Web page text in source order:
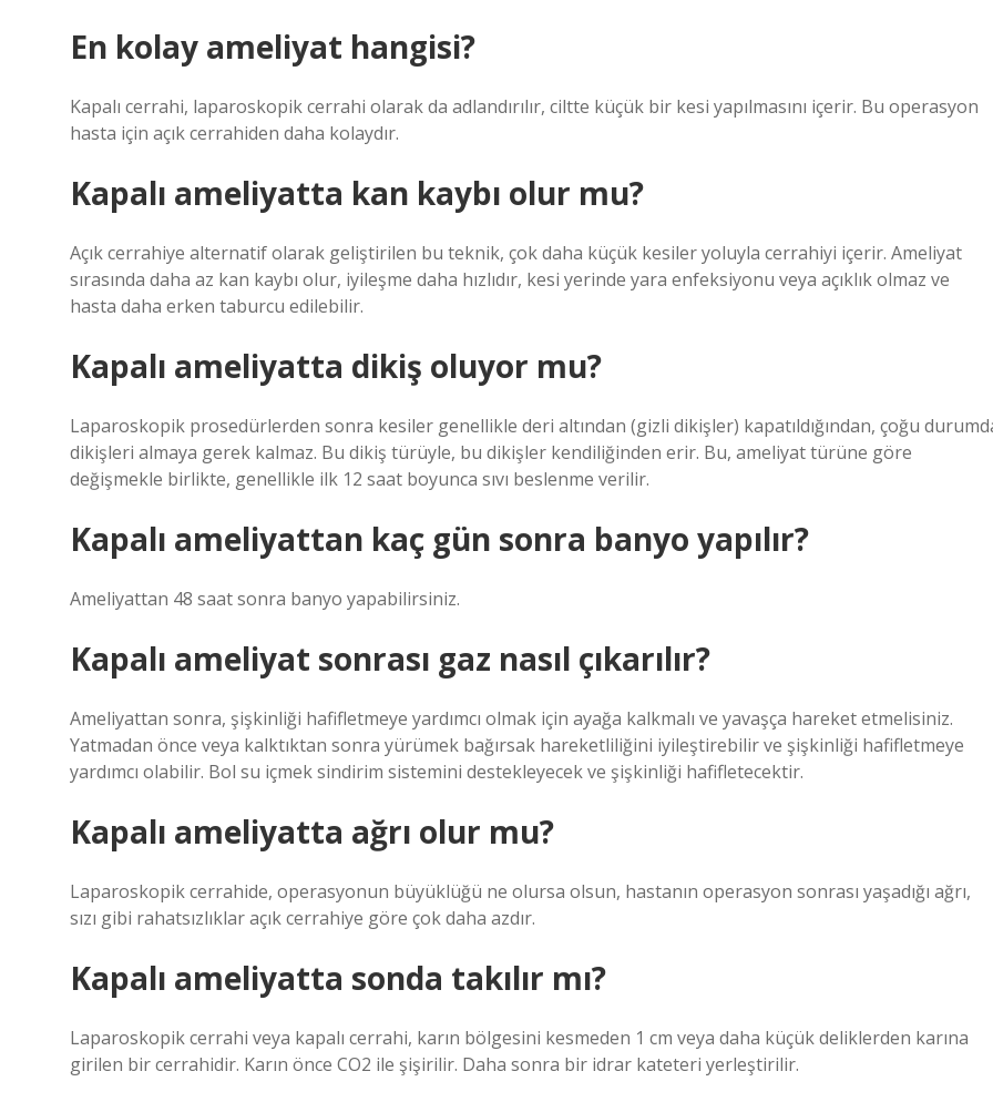
En kolay ameliyat hangisi?
Kapalı cerrahi, laparoskopik cerrahi olarak da adlandırılır, ciltte küçük bir kesi yapılmasını içerir. Bu operasyon
hasta için açık cerrahiden daha kolaydır.
Kapalı ameliyatta kan kaybı olur mu?
Açık cerrahiye alternatif olarak geliştirilen bu teknik, çok daha küçük kesiler yoluyla cerrahiyi içerir. Ameliyat
sırasında daha az kan kaybı olur, iyileşme daha hızlıdır, kesi yerinde yara enfeksiyonu veya açıklık olmaz ve
hasta daha erken taburcu edilebilir.
Kapalı ameliyatta dikiş oluyor mu?
Laparoskopik prosedürlerden sonra kesiler genellikle deri altından (gizli dikişler) kapatıldığından, çoğu
dikişleri almaya gerek kalmaz. Bu dikiş türüyle, bu dikişler kendiliğinden erir. Bu, ameliyat türüne göre
değişmekle birlikte, genellikle ilk 12 saat boyunca sıvı beslenme verilir.
Kapalı ameliyattan kaç gün sonra banyo yapılır?
Ameliyattan 48 saat sonra banyo yapabilirsiniz.
Kapalı ameliyat sonrası gaz nasıl çıkarılır?
Ameliyattan sonra, şişkinliği hafifletmeye yardımcı olmak için ayağa kalkmalı ve yavaşça hareket etmelisiniz.
Yatmadan önce veya kalktıktan sonra yürümek bağırsak hareketliliğini iyileştirebilir ve şişkinliği hafifletmeye
yardımcı olabilir. Bol su içmek sindirim sistemini destekleyecek ve şişkinliği hafifletecektir.
Kapalı ameliyatta ağrı olur mu?
Laparoskopik cerrahide, operasyonun büyüklüğü ne olursa olsun, hastanın operasyon sonrası yaşadığı ağrı,
sızı gibi rahatsızlıklar açık cerrahiye göre çok daha azdır.
Kapalı ameliyatta sonda takılır mı?
Laparoskopik cerrahi veya kapalı cerrahi, karın bölgesini kesmeden 1 cm veya daha küçük deliklerden karına
girilen bir cerrahidir. Karın önce CO2 ile şişirilir. Daha sonra bir idrar kateteri yerleştirilir.